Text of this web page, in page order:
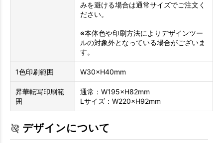
みを避ける場合は通常サイズでご注文く
ださい。
※本体色や印刷方法によりデザインツー
ルの対象外となっている場合がございま
す。
1色印刷範囲 W30×H40mm
昇華転写印刷範
囲
通常：W195×H82mm
Lサイズ：W220×H92mm
デザインについて